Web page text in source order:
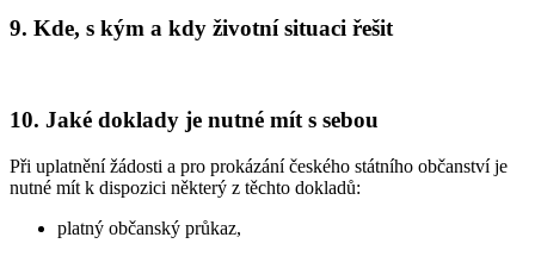
9. Kde, s kým a kdy životní situaci řešit
10. Jaké doklady je nutné mít s sebou
Při uplatnění žádosti a pro prokázání českého státního občanství je
nutné mít k dispozici některý z těchto dokladů:
platný občanský průkaz,